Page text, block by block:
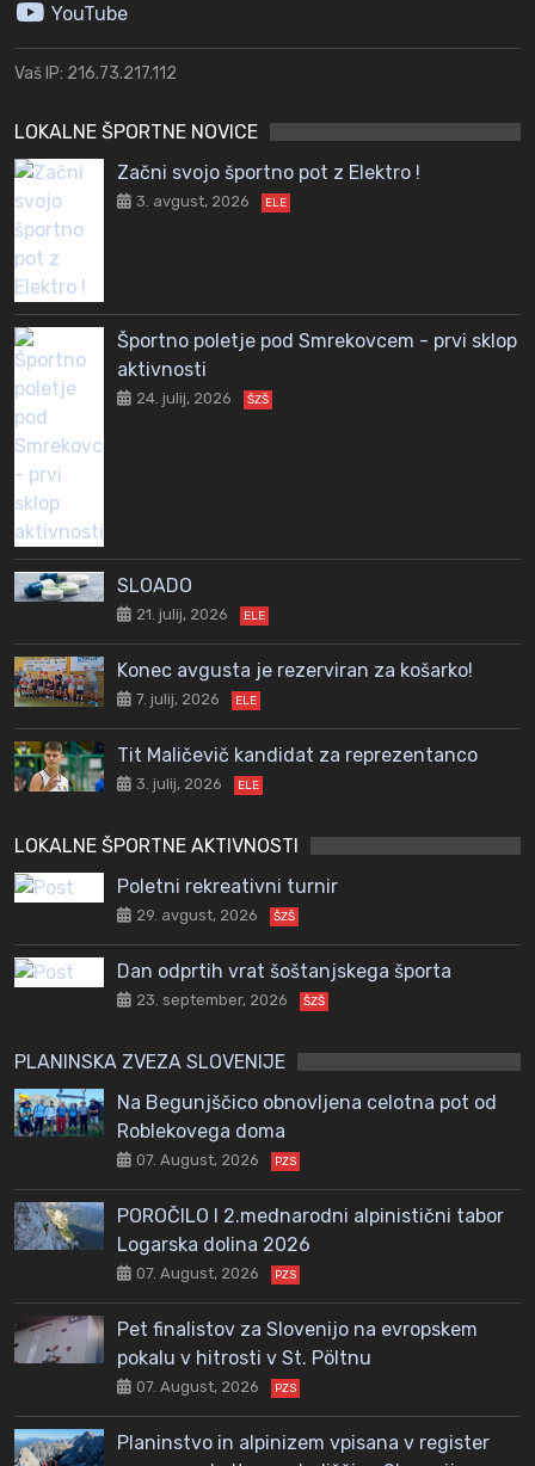
YouTube
Vaš IP: 216.73.217.112
LOKALNE ŠPORTNE NOVICE
Začni svojo športno pot z Elektro !
3. avgust, 2026 ELE
Športno poletje pod Smrekovcem - prvi sklop
aktivnosti
24. julij, 2026 ŠZŠ
SLOADO
21. julij, 2026 ELE
Konec avgusta je rezerviran za košarko!
7. julij, 2026 ELE
Tit Maličevič kandidat za reprezentanco
3. julij, 2026 ELE
LOKALNE ŠPORTNE AKTIVNOSTI
Poletni rekreativni turnir
29. avgust, 2026 ŠZŠ
Dan odprtih vrat šoštanjskega športa
23. september, 2026 ŠZŠ
PLANINSKA ZVEZA SLOVENIJE
Na Begunjščico obnovljena celotna pot od
Roblekovega doma
07. August, 2026 PZS
POROČILO I 2.mednarodni alpinistični tabor
Logarska dolina 2026
07. August, 2026 PZS
Pet finalistov za Slovenijo na evropskem
pokalu v hitrosti v St. Pöltnu
07. August, 2026 PZS
Planinstvo in alpinizem vpisana v register